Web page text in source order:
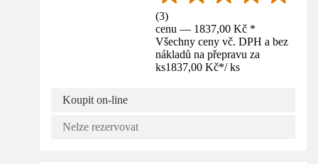
(3)
cenu — 1837,00 Kč *
Všechny ceny vč. DPH a bez
nákladů na přepravu za
ks1837,00 Kč*/ ks
Koupit on-line
Nelze rezervovat